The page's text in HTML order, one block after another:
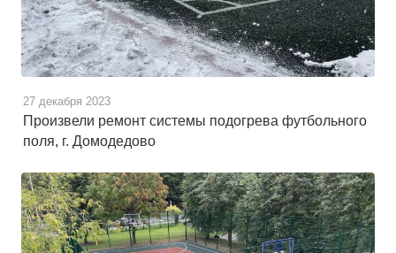
Произвели ремонт системы подогрева футбольного
поля, г. Домодедово
27 декабря 2023